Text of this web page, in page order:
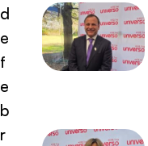
d
e
f
e
b
r